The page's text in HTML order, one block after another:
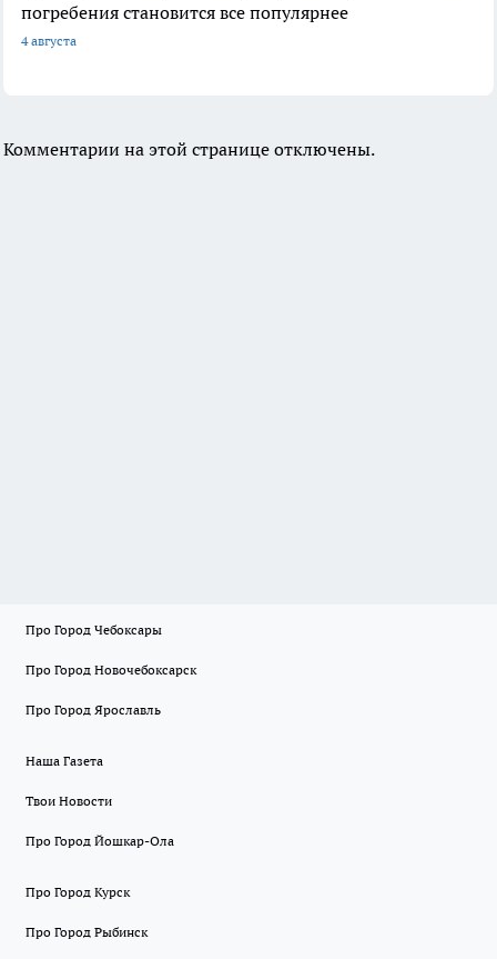
погребения становится все популярнее
4 августа
Комментарии на этой странице отключены.
Про Город Чебоксары
Про Город Новочебоксарск
Про Город Ярославль
Наша Газета
Твои Новости
Про Город Йошкар-Ола
Про Город Курск
Про Город Рыбинск